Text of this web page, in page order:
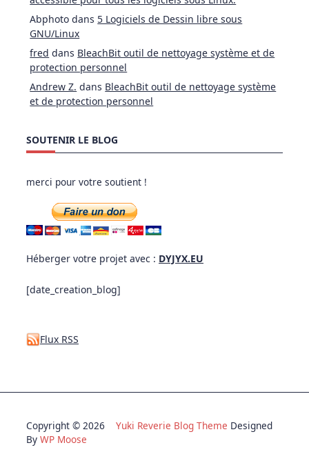
Abphoto dans 5 Logiciels de Dessin libre sous
GNU/Linux
fred dans BleachBit outil de nettoyage système et de
protection personnel
Andrew Z. dans BleachBit outil de nettoyage système
et de protection personnel
SOUTENIR LE BLOG
merci pour votre soutient !
Héberger votre projet avec : DYJYX.EU
[date_creation_blog]
Flux RSS
Copyright © 2026 Yuki Reverie Blog Theme Designed
By WP Moose